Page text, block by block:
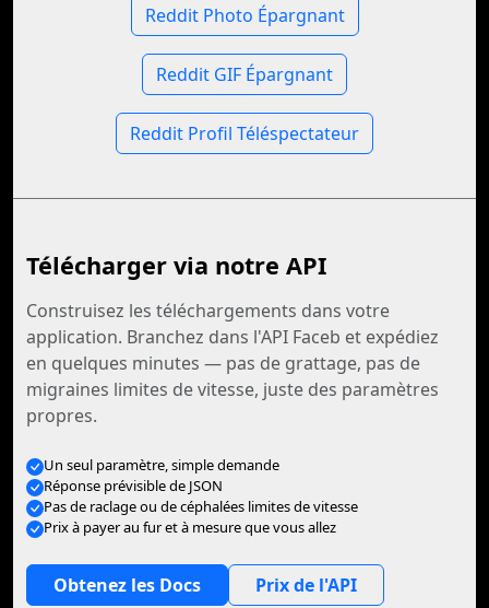
Reddit Photo Épargnant
Reddit GIF Épargnant
Reddit Profil Téléspectateur
Télécharger via notre API
Construisez les téléchargements dans votre
application. Branchez dans l'API Faceb et expédiez
en quelques minutes — pas de grattage, pas de
migraines limites de vitesse, juste des paramètres
propres.
Un seul paramètre, simple demande
Réponse prévisible de JSON
Pas de raclage ou de céphalées limites de vitesse
Prix à payer au fur et à mesure que vous allez
Obtenez les Docs Prix de l'API